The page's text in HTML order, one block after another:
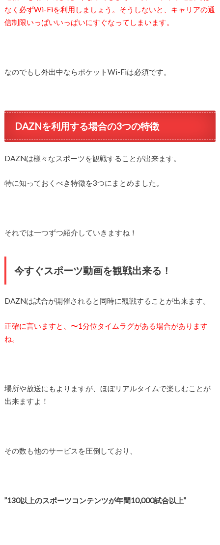
なく必ずWi-Fiを利用しましょう。そうしないと、キャリアの通
信制限いっぱいいっぱいにすぐなってしまいます。
なのでもし外出中ならポケットWi-Fiは必須です。
DAZNを利用する場合の3つの特徴
DAZNは様々なスポーツを観戦することが出来ます。
特に知っておくべき特徴を3つにまとめました。
それでは一つずつ紹介していきますね！
今すぐスポーツ動画を観戦出来る！
DAZNは試合が開催されると同時に観戦することが出来ます。
正確に言いますと、〜1分位タイムラグがある場合があります
ね。
場所や放送にもよりますが、ほぼリアルタイムで楽しむことが
出来ますよ！
その数も他のサービスを圧倒しており、
”130以上のスポーツコンテンツが年間10,000試合以上”